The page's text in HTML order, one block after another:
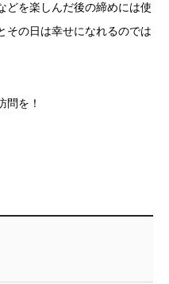
どを楽しんだ後の締めには使
その日は幸せになれるのでは
問を！